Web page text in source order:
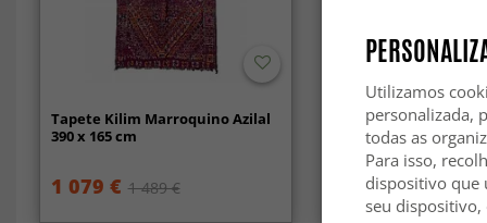
Tapete Kilim Marroquino Azilal
390 x 165 cm
1 079 € 1 489 €
Tapete Berbere
Boucherouite 405 x
389 € 529 €
Utilizamos
personalizada,
todas as
Para isso,
dispositivo que
seu